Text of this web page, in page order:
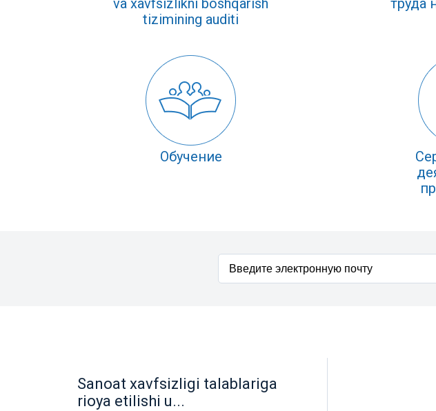
va xavfsizlikni boshqarish
tizimining auditi
труда
Обучение
Sanoat xavfsizligi talablariga
rioya etilishi u...